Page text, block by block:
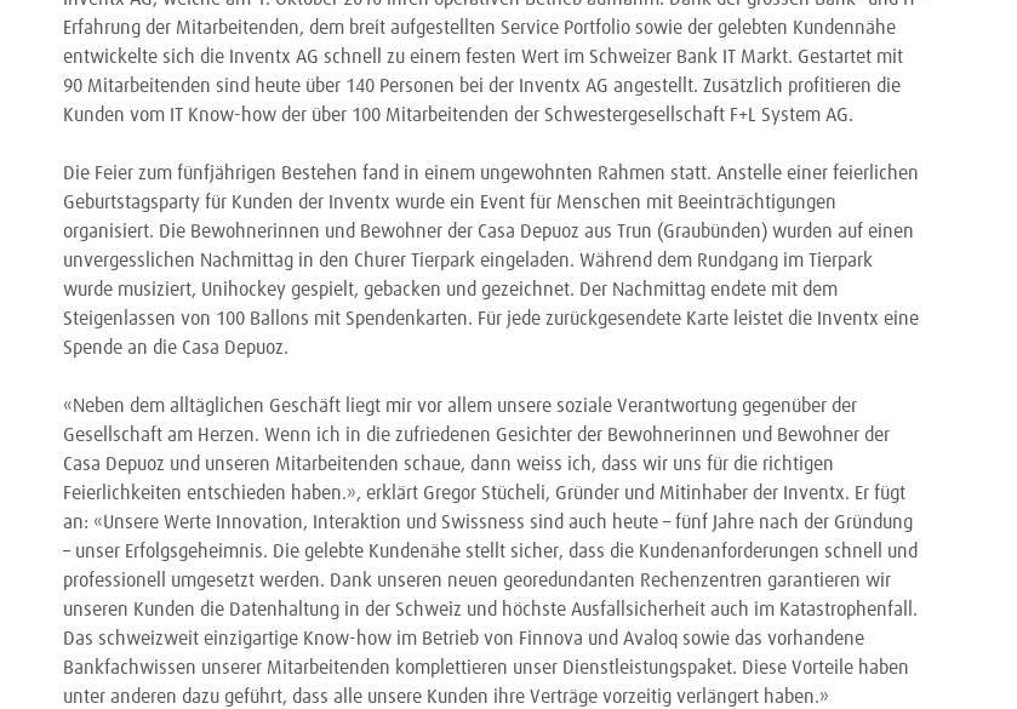
Erfahrung der Mitarbeitenden, dem breit aufgestellten Service Portfolio sowie der gelebten Kundennähe
entwickelte sich die Inventx AG schnell zu einem festen Wert im Schweizer Bank IT Markt. Gestartet mit
90 Mitarbeitenden sind heute über 140 Personen bei der Inventx AG angestellt. Zusätzlich profitieren die
Kunden vom IT Know-how der über 100 Mitarbeitenden der Schwestergesellschaft F+L System AG.
Die Feier zum fünfjährigen Bestehen fand in einem ungewohnten Rahmen statt. Anstelle einer feierlichen
Geburtstagsparty für Kunden der Inventx wurde ein Event für Menschen mit Beeinträchtigungen
organisiert. Die Bewohnerinnen und Bewohner der Casa Depuoz aus Trun (Graubünden) wurden auf einen
unvergesslichen Nachmittag in den Churer Tierpark eingeladen. Während dem Rundgang im Tierpark
wurde musiziert, Unihockey gespielt, gebacken und gezeichnet. Der Nachmittag endete mit dem
Steigenlassen von 100 Ballons mit Spendenkarten. Für jede zurückgesendete Karte leistet die Inventx eine
Spende an die Casa Depuoz.
«Neben dem alltäglichen Geschäft liegt mir vor allem unsere soziale Verantwortung gegenüber der
Gesellschaft am Herzen. Wenn ich in die zufriedenen Gesichter der Bewohnerinnen und Bewohner der
Casa Depuoz und unseren Mitarbeitenden schaue, dann weiss ich, dass wir uns für die richtigen
Feierlichkeiten entschieden haben.», erklärt Gregor Stücheli, Gründer und Mitinhaber der Inventx. Er fügt
an: «Unsere Werte Innovation, Interaktion und Swissness sind auch heute – fünf Jahre nach der Gründung
– unser Erfolgsgeheimnis. Die gelebte Kundenähe stellt sicher, dass die Kundenanforderungen schnell und
professionell umgesetzt werden. Dank unseren neuen georedundanten Rechenzentren garantieren wir
unseren Kunden die Datenhaltung in der Schweiz und höchste Ausfallsicherheit auch im Katastrophenfall.
Das schweizweit einzigartige Know-how im Betrieb von Finnova und Avaloq sowie das vorhandene
Bankfachwissen unserer Mitarbeitenden komplettieren unser Dienstleistungspaket. Diese Vorteile haben
unter anderen dazu geführt, dass alle unsere Kunden ihre Verträge vorzeitig verlängert haben.»